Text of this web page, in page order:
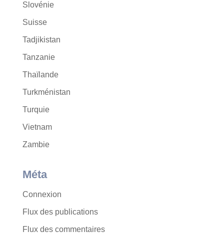
Slovénie
Suisse
Tadjikistan
Tanzanie
Thaïlande
Turkménistan
Turquie
Vietnam
Zambie
Méta
Connexion
Flux des publications
Flux des commentaires